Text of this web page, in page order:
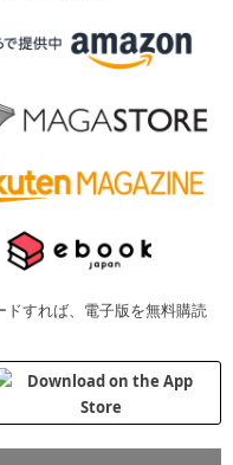
すれば、電子版を無料購読